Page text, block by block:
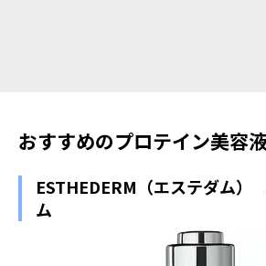
おすすめのプロテイン美容
ESTHEDERM（エステダム
ム